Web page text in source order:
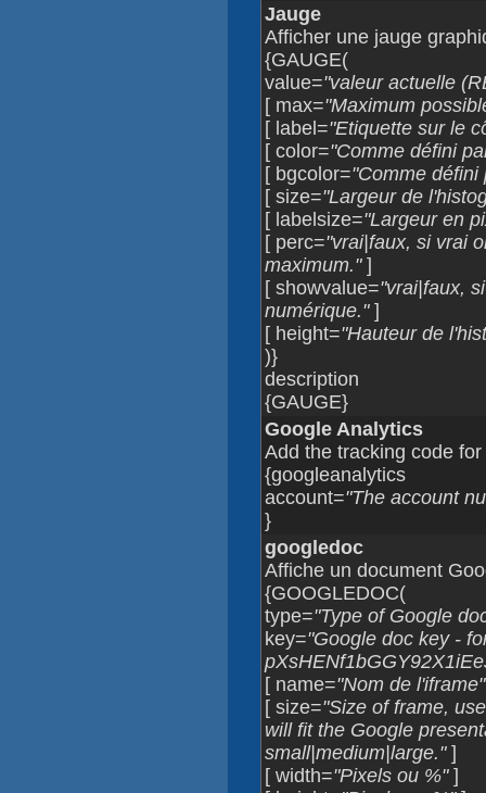
Jauge
Afficher une jauge
{GAUGE(
value="valeur actuelle
[ max="Maximum
[ label="Etiquette sur le
[ color="Comme défini
[ bgcolor="Comme défini
[ size="Largeur de
[ labelsize="Largeur en
[ perc="vrai|faux, si vrai
maximum."]
[ showvalue="vrai|faux,
numérique."]
[ height="Hauteur de
)}
description
{GAUGE}
Google Analytics
Add the tracking code
{googleanalytics
account="The account
}
googledoc
Affiche un document
{GOOGLEDOC(
type="Type of Google
key="Google doc key -
[ name="Nom de l'iframe"
[ size="Size of frame,
will fit the Google
small|medium|large."]
[ width="Pixels ou %"]